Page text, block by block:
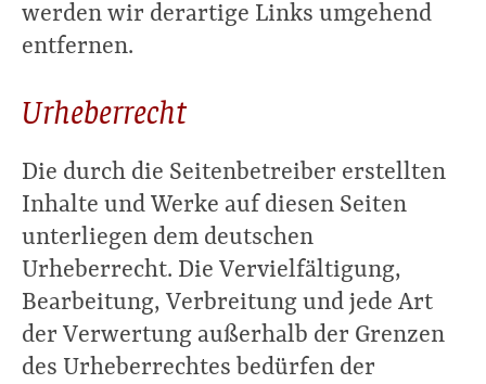
werden wir derartige Links umgehend
entfernen.
Urheberrecht
Die durch die Seitenbetreiber erstellten
Inhalte und Werke auf diesen Seiten
unterliegen dem deutschen
Urheberrecht. Die Vervielfältigung,
Bearbeitung, Verbreitung und jede Art
der Verwertung außerhalb der Grenzen
des Urheberrechtes bedürfen der